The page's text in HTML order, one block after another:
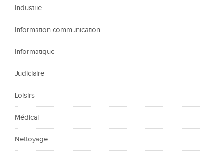
Industrie
Information communication
Informatique
Judiciaire
Loisirs
Médical
Nettoyage